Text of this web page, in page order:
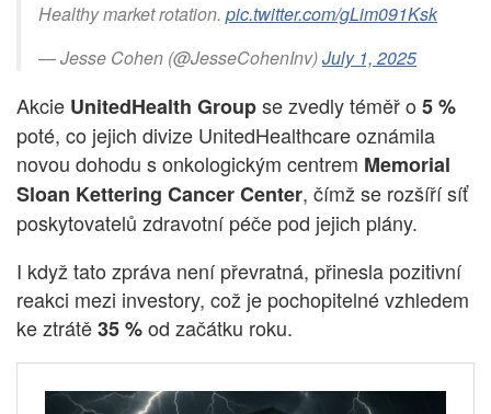
Healthy market rotation. pic.twitter.com/gLim091Ksk
— Jesse Cohen (@JesseCohenInv)July 1, 2025
Akcie UnitedHealth Groupse zvedly téměř o 5 %
poté, co jejich divize UnitedHealthcare oznámila
novou dohodu s onkologickým centrem Memorial
Sloan Kettering Cancer Center, čímž se rozšíří síť
poskytovatelů zdravotní péče pod jejich plány.
I když tato zpráva není převratná, přinesla pozitivní
reakci mezi investory, což je pochopitelné vzhledem
ke ztrátě35 %od začátku roku.